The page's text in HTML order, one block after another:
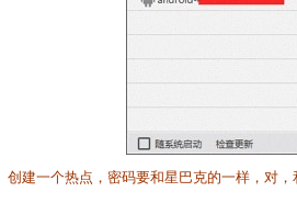
创建一个热点，密码要和星巴克的一样，对，